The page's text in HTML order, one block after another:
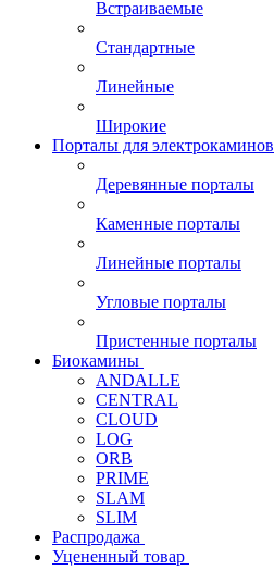
Встраиваемые
Стандартные
Линейные
Широкие
Порталы для электрокаминов
Деревянные порталы
Каменные порталы
Линейные порталы
Угловые порталы
Пристенные порталы
Биокамины
ANDALLE
CENTRAL
CLOUD
LOG
ORB
PRIME
SLAM
SLIM
Распродажа
Уцененный товар